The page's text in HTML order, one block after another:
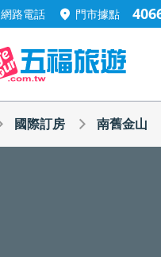
網路電話 location_on 門市據點
國際訂房 南舊金山